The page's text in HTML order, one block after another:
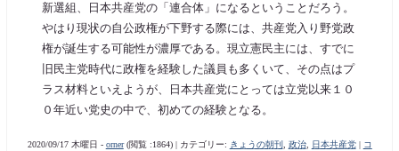
新選組、日本共産党の「連合体」になるということだろう。
やはり現状の自公政権が下野する際には、共産党入り野党政
権が誕生する可能性が濃厚である。現立憲民主には、すでに
旧民主党時代に政権を経験した議員も多くいて、その点はプ
ラス材料といえようが、日本共産党にとっては立党以来１０
０年近い党史の中で、初めての経験となる。
2020/09/17 木曜日 - orner(閲覧 :1864) | カテゴリー: きょうの朝刊 , 政治, 日本共産党|
コ